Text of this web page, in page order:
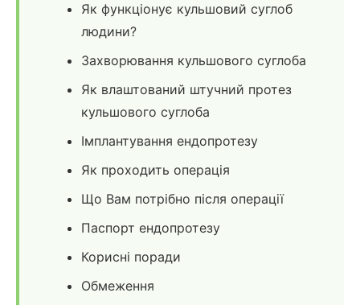
Як функціонує кульшовий суглоб
людини?
Захворювання кульшового суглоба
Як влаштований штучний протез
кульшового суглоба
Імплантування ендопротезу
Як проходить операція
Що Вам потрібно після операції
Паспорт ендопротезу
Корисні поради
Обмеження